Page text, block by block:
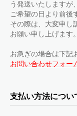
う発送いたしますが、
ご希望の日より前後
その際は、大変申し
お願い申し上げます。
お急ぎの場合は下記
お問い合わせフォー
支払い方法につい